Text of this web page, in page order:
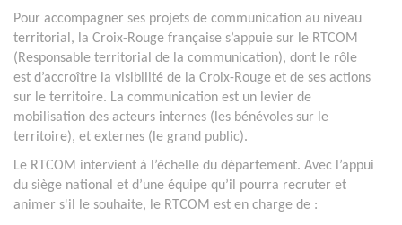
Pour accompagner ses projets de communication au niveau
territorial, la Croix-Rouge française s’appuie sur le RTCOM
(Responsable territorial de la communication), dont le rôle
est d’accroître la visibilité de la Croix-Rouge et de ses actions
sur le territoire. La communication est un levier de
mobilisation des acteurs internes (les bénévoles sur le
territoire), et externes (le grand public).
Le RTCOM intervient à l’échelle du département. Avec l’appui
du siège national et d’une équipe qu’il pourra recruter et
animer s'il le souhaite, le RTCOM est en charge de :